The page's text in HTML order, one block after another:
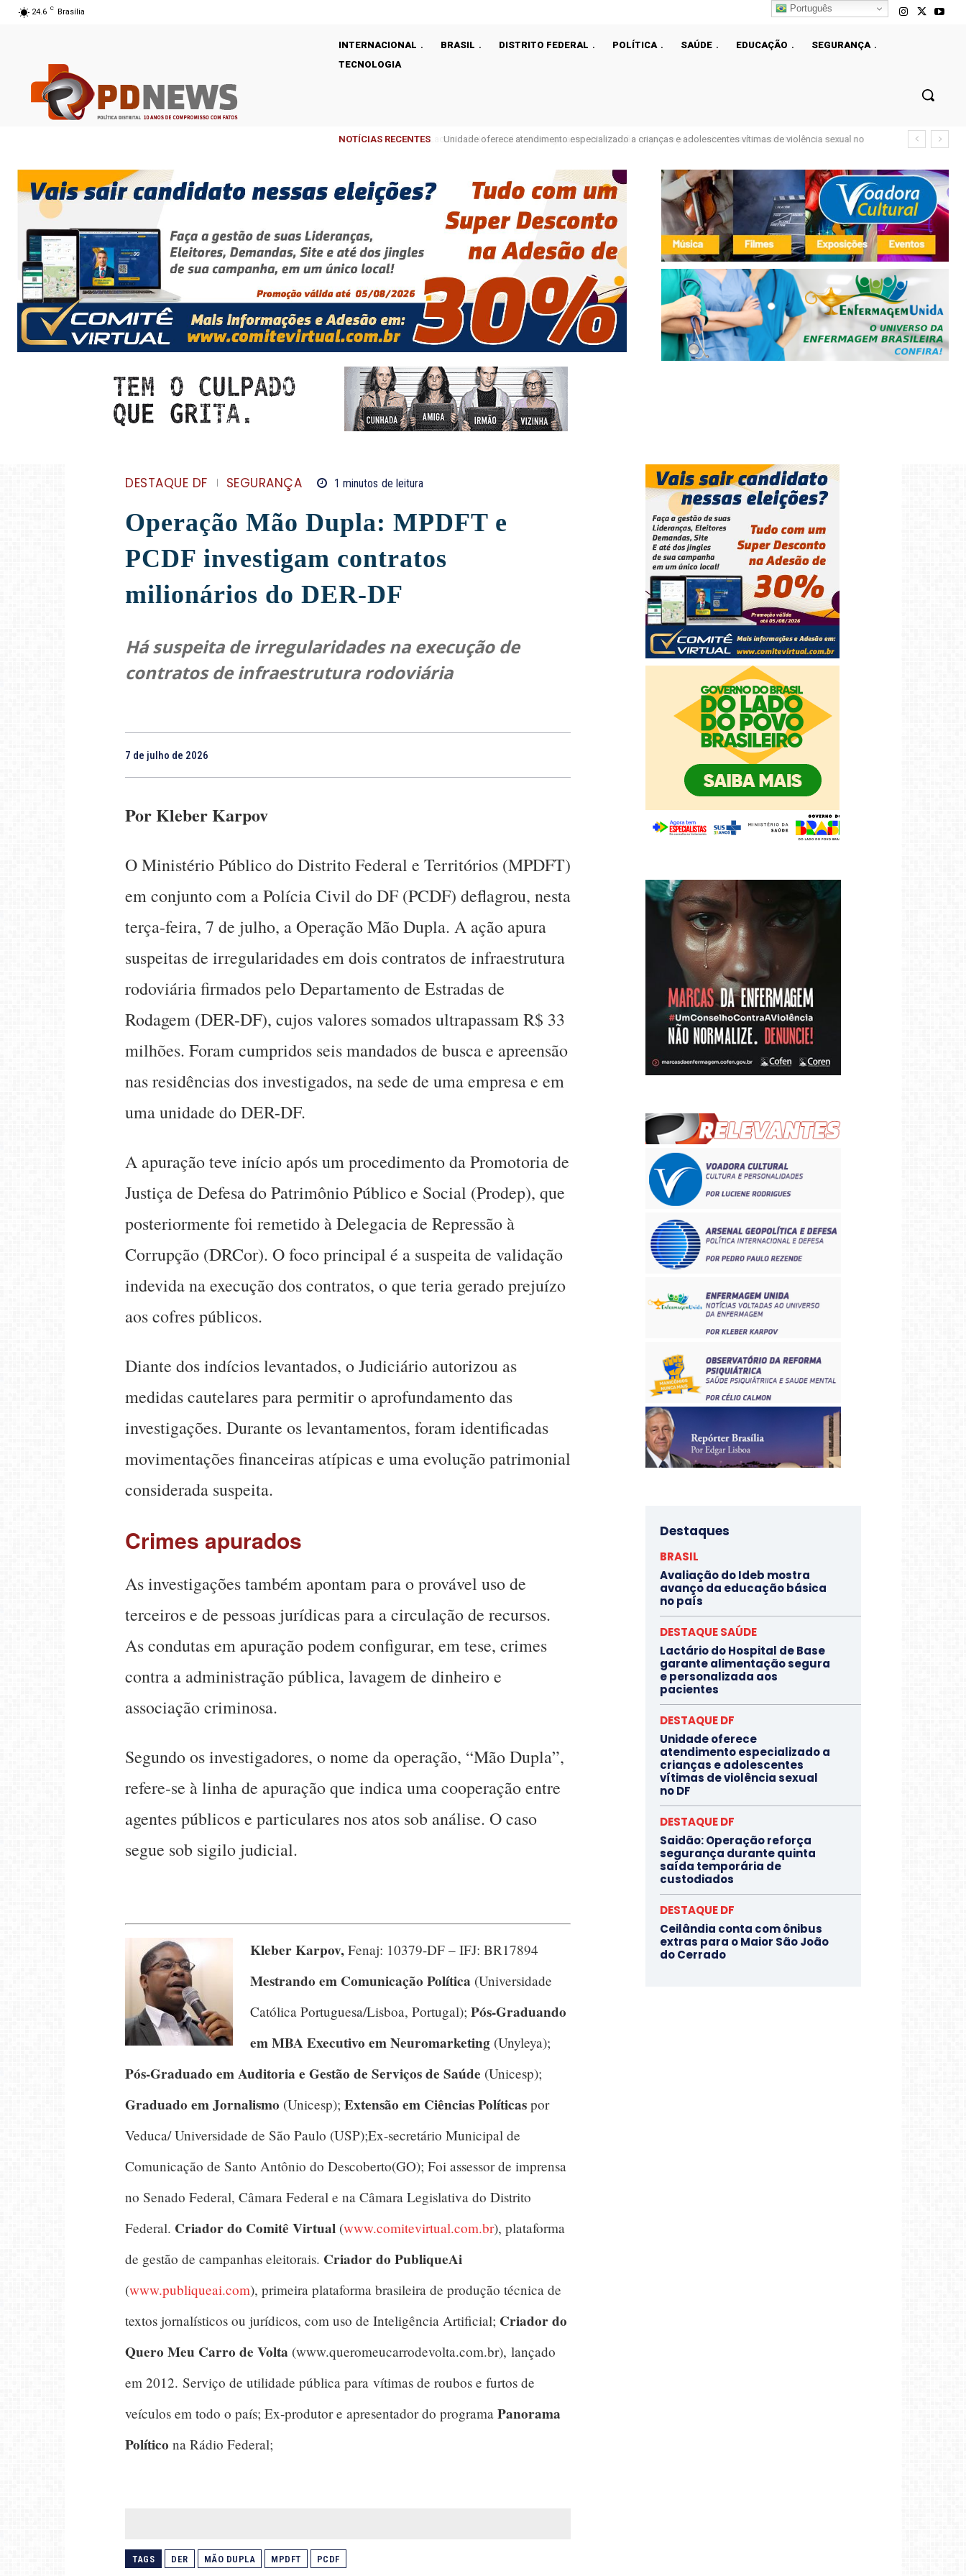
24.6 C Brasília
INTERNACIONAL BRASIL DISTRITO FEDERAL POLÍTICA SAÚDE EDUCAÇÃO
SEGURANÇA
TECNOLOGIA
NOTÍCIAS RECENTES
Unidade oferece atendimento especializado a crianças e adolescentes vítimas de violência sexual no
DESTAQUE DF SEGURANÇA 1 minutos de leitura
Operação Mão Dupla: MPDFT e
PCDF investigam contratos
milionários do DER-DF
Há suspeita de irregularidades na execução de
contratos de infraestrutura rodoviária
7 de julho de 2026
Por Kleber Karpov
O Ministério Público do Distrito Federal e Territórios (MPDFT)
em conjunto com a Polícia Civil do DF (PCDF) deflagrou, nesta
terça-feira, 7 de julho, a Operação Mão Dupla. A ação apura
suspeitas de irregularidades em dois contratos de infraestrutura
rodoviária firmados pelo Departamento de Estradas de
Rodagem (DER-DF), cujos valores somados ultrapassam R$ 33
milhões. Foram cumpridos seis mandados de busca e apreensão
nas residências dos investigados, na sede de uma empresa e em
uma unidade do DER-DF.
A apuração teve início após um procedimento da Promotoria de
Justiça de Defesa do Patrimônio Público e Social (Prodep), que
posteriormente foi remetido à Delegacia de Repressão à
Corrupção (DRCor). O foco principal é a suspeita de validação
indevida na execução dos contratos, o que teria gerado prejuízo
aos cofres públicos.
Diante dos indícios levantados, o Judiciário autorizou as
medidas cautelares para permitir o aprofundamento das
investigações. Durante os levantamentos, foram identificadas
movimentações financeiras atípicas e uma evolução patrimonial
considerada suspeita.
Crimes apurados
As investigações também apontam para o provável uso de
terceiros e de pessoas jurídicas para a circulação de recursos.
As condutas em apuração podem configurar, em tese, crimes
contra a administração pública, lavagem de dinheiro e
associação criminosa.
Segundo os investigadores, o nome da operação, “Mão Dupla”,
refere-se à linha de apuração que indica uma cooperação entre
agentes públicos e particulares nos atos sob análise. O caso
segue sob sigilo judicial.
Kleber Karpov, Fenaj: 10379-DF – IFJ: BR17894
Mestrando em Comunicação Política (Universidade
Católica Portuguesa/Lisboa, Portugal); Pós-Graduando
em MBA Executivo em Neuromarketing (Unyleya);
Pós-Graduado em Auditoria e Gestão de Serviços de Saúde (Unicesp);
Graduado em Jornalismo (Unicesp); Extensão em Ciências Políticas por
Veduca/ Universidade de São Paulo (USP);Ex-secretário Municipal de
Comunicação de Santo Antônio do Descoberto(GO); Foi assessor de imprensa
no Senado Federal, Câmara Federal e na Câmara Legislativa do Distrito
Federal. Criador do Comitê Virtual (www.comitevirtual.com.br), plataforma
de gestão de campanhas eleitorais. Criador do PubliqueAi
(www.publiqueai.com), primeira plataforma brasileira de produção técnica de
textos jornalísticos ou jurídicos, com uso de Inteligência Artificial; Criador do
Quero Meu Carro de Volta (www.queromeucarrodevolta.com.br), lançado
em 2012. Serviço de utilidade pública para vítimas de roubos e furtos de
veículos em todo o país; Ex-produtor e apresentador do programa Panorama
Político na Rádio Federal;
TAGS DER MÃO DUPLA MPDFT PCDF
Destaques
BRASIL
Avaliação do Ideb mostra
avanço da educação básica
no país
DESTAQUE SAÚDE
Lactário do Hospital de Base
garante alimentação segura
e personalizada aos
pacientes
DESTAQUE DF
Unidade oferece
atendimento especializado a
crianças e adolescentes
vítimas de violência sexual
no DF
DESTAQUE DF
Saidão: Operação reforça
segurança durante quinta
saída temporária de
custodiados
DESTAQUE DF
Ceilândia conta com ônibus
extras para o Maior São João
do Cerrado
Português